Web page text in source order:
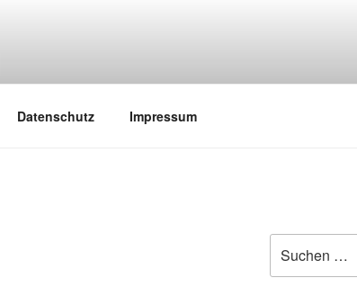
Datenschutz Impressum
nach: